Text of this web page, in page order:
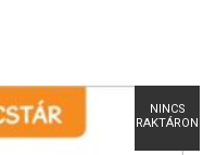
3 090 FT.
PRICE IS: 2 690 FT.
NINCS
RAKTÁRON